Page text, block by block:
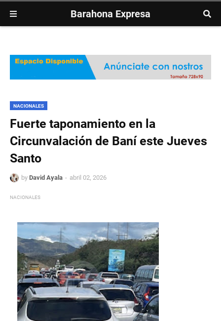
Barahona Expresa
NACIONALES
Fuerte taponamiento en la
Circunvalación de Baní este Jueves
Santo
by David Ayala abril 02, 2026
NACIONALES